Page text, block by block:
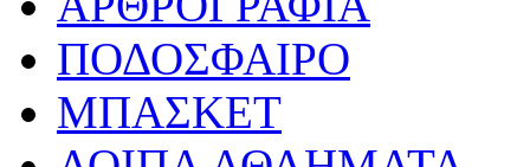
ΠΟΔΟΣΦΑΙΡΟ
ΜΠΑΣΚΕΤ